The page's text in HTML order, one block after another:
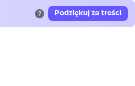
? Podziękuj za treści